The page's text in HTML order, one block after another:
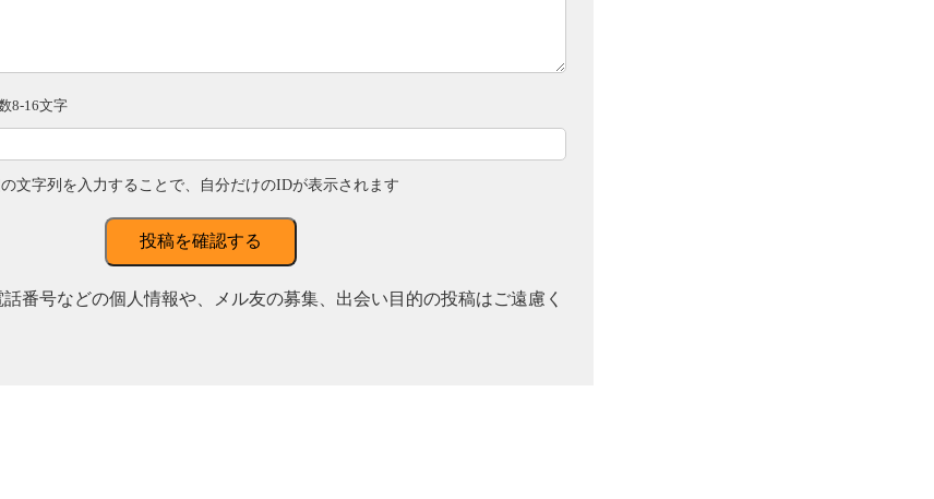
8-16文字
文字列を入力することで、自分だけのIDが表示されます
投稿を確認する
番号などの個人情報や、メル友の募集、出会い目的の投稿はご遠慮く